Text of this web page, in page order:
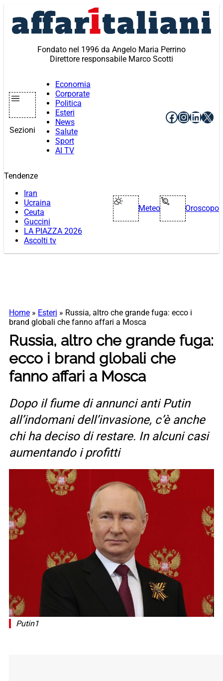
contenuto
Fondato nel 1996 da Angelo Maria Perrino
Direttore responsabile Marco Scotti
Sezioni
Economia
Corporate
Politica
Esteri
News
Salute
Sport
AI TV
Facebook
X
Tendenze
Iran
Ucraina
Ceuta
Guccini
LA PIAZZA 2026
Ascolti tv
Meteo Oroscopo
Home » Esteri » Russia, altro che grande fuga: ecco i
brand globali che fanno affari a Mosca
Russia, altro che grande fuga:
ecco i brand globali che
fanno affari a Mosca
Dopo il fiume di annunci anti Putin
all’indomani dell’invasione, c’è anche
chi ha deciso di restare. In alcuni casi
aumentando i profitti
Putin1